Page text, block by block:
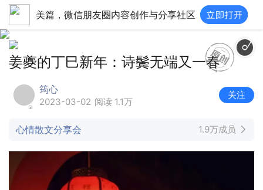
美篇，微信朋友圈内容创作与分享社区
姜夔的丁巳新年：诗鬓无端又一春
筠心
2023-03-02 阅读 1.1万
关注
心情散文分享会 1.9万成员
明日愁来明日愁